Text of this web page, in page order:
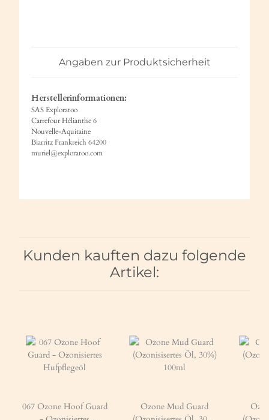
Angaben zur Produktsicherheit
Herstellerinformationen:
SAS Exploratoo
Carrefour Hélianthe 6
Nouvelle-Aquitaine
Biarritz Frankreich 64200
muriel@exploratoo.com
Kunden kauften dazu folgende
Artikel:
067 Ozone Hoof Guard
Ozone Mud Guard